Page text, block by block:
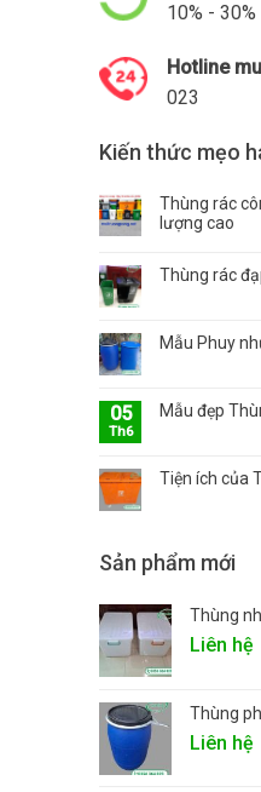
10% - 30%
Hotline
023
Kiến thức mẹo
Thùng rác
lượng cao
Thùng rác
Mẫu Phuy
05
Th6
Mẫu đẹp
Tiện ích của
Sản phẩm mới
Thùng
Liên hệ
Thùng
Liên hệ